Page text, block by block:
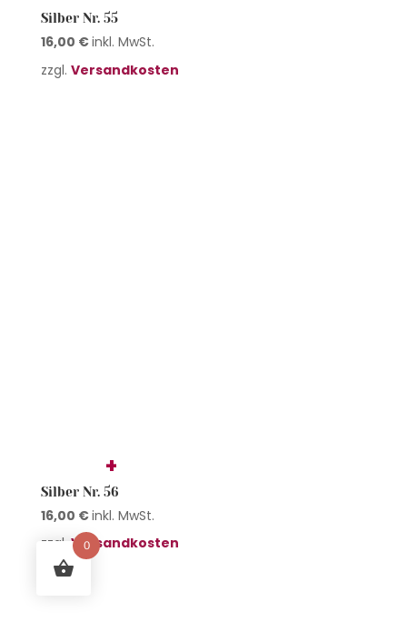
Silber Nr. 57
15,00€inkl. MwSt.
Silber Nr. 60
15,00
0